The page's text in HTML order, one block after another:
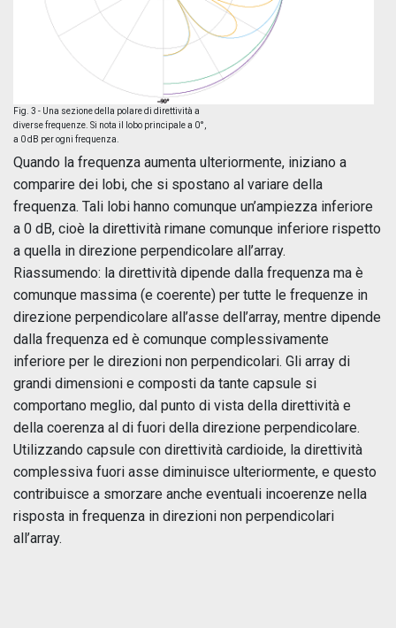
Fig. 3 - Una sezione della polare di direttività a
diverse frequenze. Si nota il lobo principale a 0°,
a 0 dB per ogni frequenza.
Quando la frequenza aumenta ulteriormente, iniziano a
comparire dei lobi, che si spostano al variare della
frequenza. Tali lobi hanno comunque un’ampiezza inferiore
a 0 dB, cioè la direttività rimane comunque inferiore rispetto
a quella in direzione perpendicolare all’array.
Riassumendo: la direttività dipende dalla frequenza ma è
comunque massima (e coerente) per tutte le frequenze in
direzione perpendicolare all’asse dell’array, mentre dipende
dalla frequenza ed è comunque complessivamente
inferiore per le direzioni non perpendicolari. Gli array di
grandi dimensioni e composti da tante capsule si
comportano meglio, dal punto di vista della direttività e
della coerenza al di fuori della direzione perpendicolare.
Utilizzando capsule con direttività cardioide, la direttività
complessiva fuori asse diminuisce ulteriormente, e questo
contribuisce a smorzare anche eventuali incoerenze nella
risposta in frequenza in direzioni non perpendicolari
all’array.